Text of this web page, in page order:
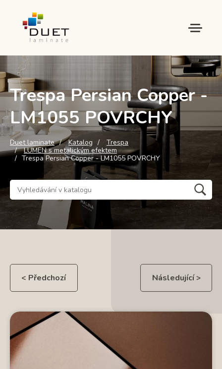
Trespa Persian Copper -
LM1055 POVRCHY
Duet laminate Katalog
Trespa
LUMEN s metalickým efektem
Trespa Persian Copper - LM1055 POVRCHY
< Předchozí Následující >